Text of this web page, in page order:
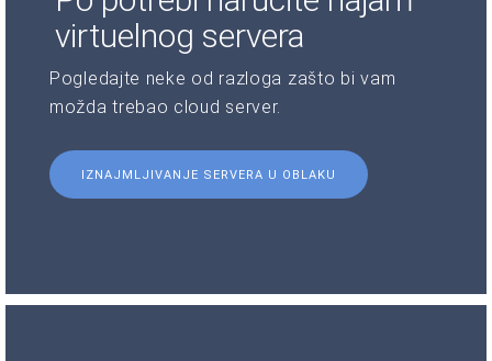
virtuelnog servera
Pogledajte neke od razloga zašto bi vam
možda trebao cloud server.
IZNAJMLJIVANJE SERVERA U OBLAKU